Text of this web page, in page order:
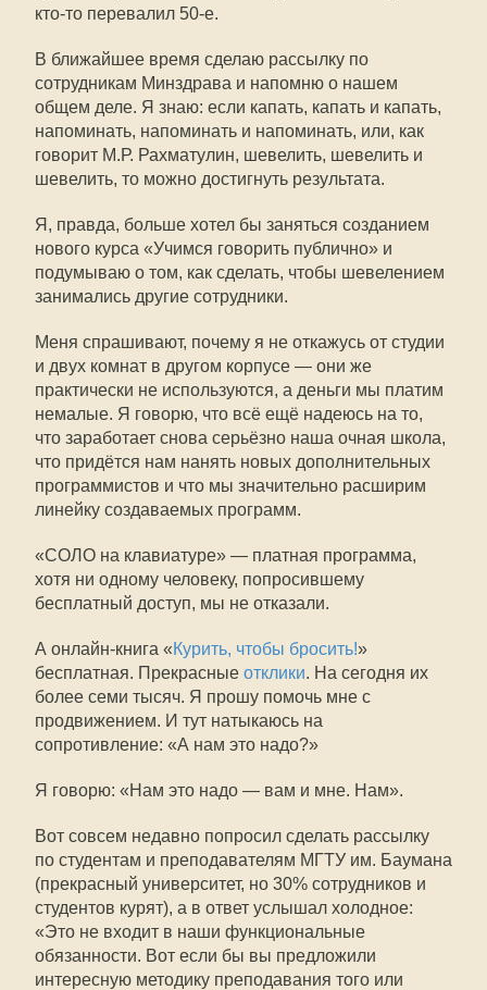
кто-то перевалил 50-е.
В ближайшее время сделаю рассылку по
сотрудникам Минздрава и напомню о нашем
общем деле. Я знаю: если капать, капать и капать,
напоминать, напоминать и напоминать, или, как
говорит М.Р. Рахматулин, шевелить, шевелить и
шевелить, то можно достигнуть результата.
Я, правда, больше хотел бы заняться созданием
нового курса «Учимся говорить публично» и
подумываю о том, как сделать, чтобы шевелением
занимались другие сотрудники.
Меня спрашивают, почему я не откажусь от студии
и двух комнат в другом корпусе — они же
практически не используются, а деньги мы платим
немалые. Я говорю, что всё ещё надеюсь на то,
что заработает снова серьёзно наша очная школа,
что придётся нам нанять новых дополнительных
программистов и что мы значительно расширим
линейку создаваемых программ.
«СОЛО на клавиатуре» — платная программа,
хотя ни одному человеку, попросившему
бесплатный доступ, мы не отказали.
А онлайн-книга «Курить, чтобы бросить!»
бесплатная. Прекрасные отклики. На сегодня их
более семи тысяч. Я прошу помочь мне с
продвижением. И тут натыкаюсь на
сопротивление: «А нам это надо?»
Я говорю: «Нам это надо — вам и мне. Нам».
Вот совсем недавно попросил сделать рассылку
по студентам и преподавателям МГТУ им. Баумана
(прекрасный университет, но 30% сотрудников и
студентов курят), а в ответ услышал холодное:
«Это не входит в наши функциональные
обязанности. Вот если бы вы предложили
интересную методику преподавания того или